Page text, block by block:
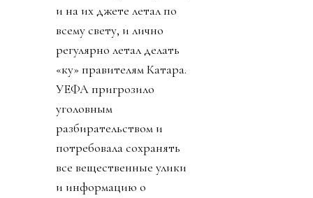
и на их джете летал по
всему свету, и лично
регулярно летал делать
«ку» правителям Катара.
УЕФА пригрозило
уголовным
разбирательством и
потребовала сохранять
все вещественные улики
и информацию о